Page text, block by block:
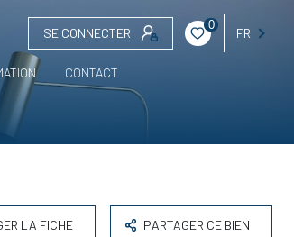
SE CONNECTER
0
FR
CONTACT
LA FICHE PARTAGER CE BIEN